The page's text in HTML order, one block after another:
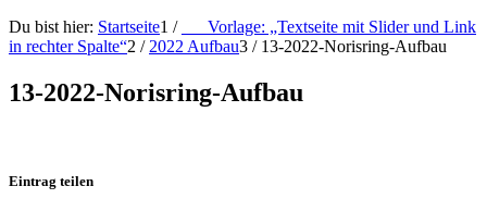
Du bist hier: Startseite1 /
___Vorlage: „Textseite mit Slider und Link
in rechter Spalte“2 / 2022 Aufbau3 / 13-2022-Norisring-Aufbau
13-2022-Norisring-Aufbau
Eintrag teilen